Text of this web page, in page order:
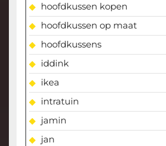
hoofdkussen kopen
hoofdkussen op maat
hoofdkussens
iddink
ikea
intratuin
jamin
jan